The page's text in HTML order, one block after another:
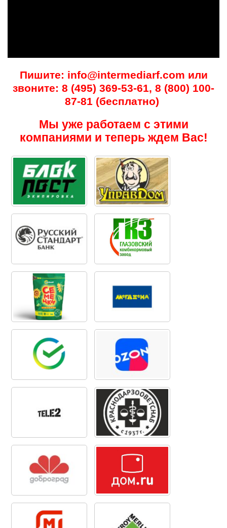
Пишите: info@intermediarf.com или
звоните: 8 (495) 369-53-61, 8 (800) 100-
87-81 (бесплатно)
Мы уже работаем с этими
компаниями и теперь ждем Вас!